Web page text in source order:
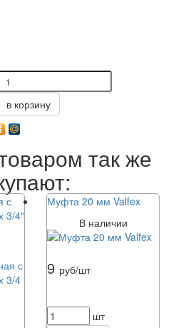
в корзину
так же
с
3/4"
Муфта 20 мм Valfex
В наличии
9 руб/шт
шт